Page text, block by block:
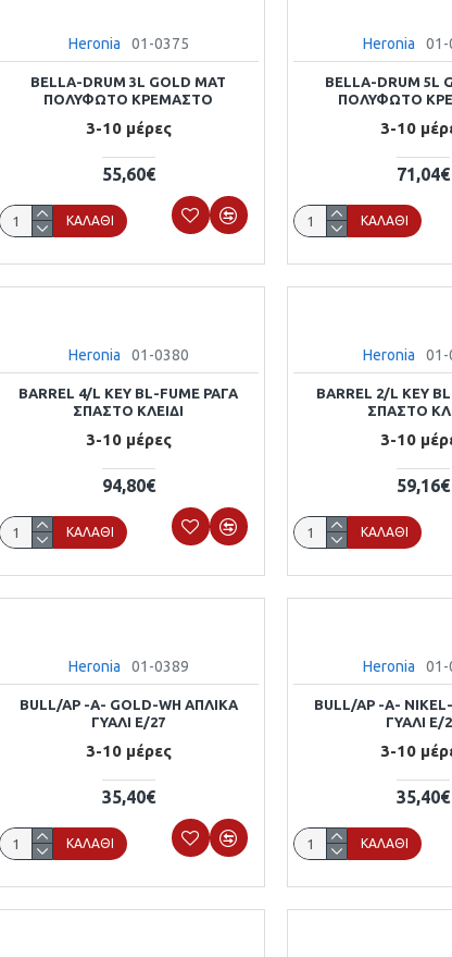
Heronia 01-0375
BELLA-DRUM 3L GOLD MAT
ΠΟΛΥΦΩΤΟ ΚΡΕΜΑΣΤΟ
3-10 μέρες
55,60€
ΚΑΛΆΘΙ
Heronia 01-
BELLA-DRUM 5L
ΠΟΛΥΦΩΤΟ
3-10
71,04€
ΚΑΛΆΘΙ
Heronia 01-0380
BARREL 4/L KEY BL-FUME ΡΑΓΑ
ΣΠΑΣΤΟ ΚΛΕΙΔΙ
3-10 μέρες
94,80€
ΚΑΛΆΘΙ
Heronia 01-
BARREL 2/L KEY
ΣΠΑΣΤΟ
3-10
59,16€
ΚΑΛΆΘΙ
Heronia 01-0389
BULL/AP -A- GOLD-WH ΑΠΛΙΚΑ
ΓΥΑΛΙ E/27
3-10 μέρες
35,40€
ΚΑΛΆΘΙ
Heronia 01-
BULL/AP -A-
ΓΥΑΛΙ E/
3-10
35,40€
ΚΑΛΆΘΙ